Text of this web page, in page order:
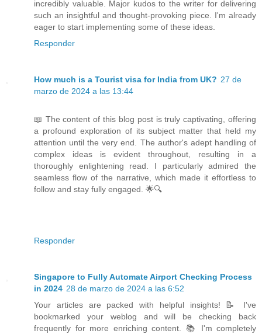
incredibly valuable. Major kudos to the writer for delivering
such an insightful and thought-provoking piece. I'm already
eager to start implementing some of these ideas.
Responder
How much is a Tourist visa for India from UK? 27 de
marzo de 2024 a las 13:44
📖 The content of this blog post is truly captivating, offering
a profound exploration of its subject matter that held my
attention until the very end. The author's adept handling of
complex ideas is evident throughout, resulting in a
thoroughly enlightening read. I particularly admired the
seamless flow of the narrative, which made it effortless to
follow and stay fully engaged. 🌟🔍
Responder
Singapore to Fully Automate Airport Checking Process
in 2024 28 de marzo de 2024 a las 6:52
Your articles are packed with helpful insights! 📝 I've
bookmarked your weblog and will be checking back
frequently for more enriching content. 📚 I'm completely